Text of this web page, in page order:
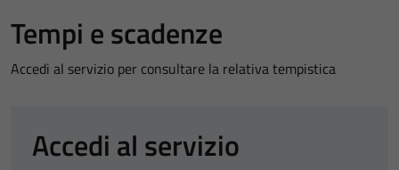
Tempi e scadenze
Accedi al servizio per consultare la relativa tempistica
Accedi al servizio